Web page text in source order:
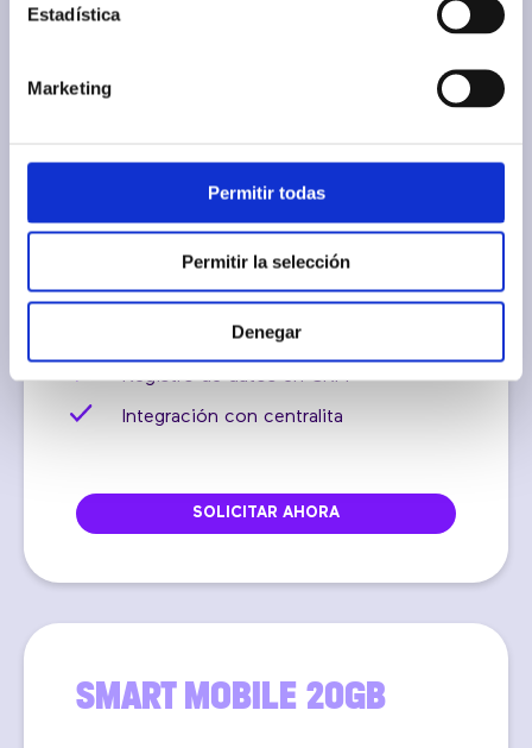
Estadística
Marketing
Permitir todas
Permitir la selección
Denegar
SMART MOBILE 10GB
Grabación de llamadas
Transcripción de llamadas
Resumen de la llamada generado por
IA
Envío automático de tareas por email
Registro de datos en CRM
Integración con centralita
SOLICITAR AHORA
SMART MOBILE 20GB